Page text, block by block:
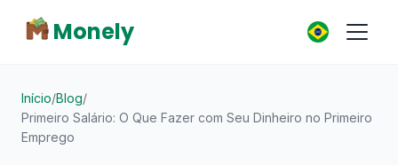
Monely
Início/Blog/
Primeiro Salário: O Que Fazer com Seu Dinheiro no Primeiro
Emprego